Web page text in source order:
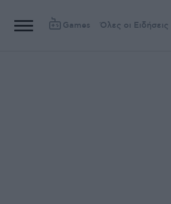
Games Όλες οι Ειδήσεις